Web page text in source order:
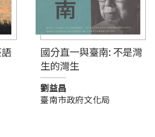
國分直一與臺南: 不是灣
生的灣生
劉益昌
臺南市政府文化局